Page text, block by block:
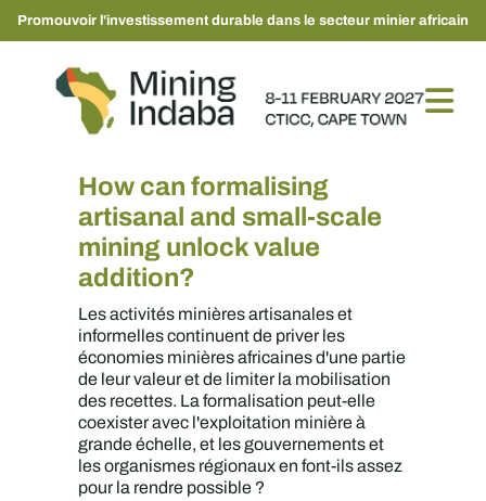
Promouvoir l'investissement durable dans le secteur minier africain
How can formalising
artisanal and small-scale
mining unlock value
addition?
Les activités minières artisanales et
informelles continuent de priver les
économies minières africaines d'une partie
de leur valeur et de limiter la mobilisation
des recettes. La formalisation peut-elle
coexister avec l'exploitation minière à
grande échelle, et les gouvernements et
les organismes régionaux en font-ils assez
pour la rendre possible ?